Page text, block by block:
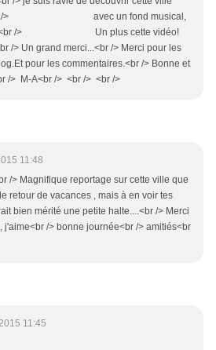
/> avec un fond musical,
<br /> Un plus cette vidéo!
/> Un grand merci...<br /> Merci pour les
pour les commentaires.<br /> Bonne et
/> M-A<br /> <br /> <br />
11:48
/> Magnifique reportage sur cette ville que
retour de vacances , mais à en voir tes
bien mérité une petite halte....<br /> Merci
j'aime<br /> bonne journée<br /> amitiés<br
11:45